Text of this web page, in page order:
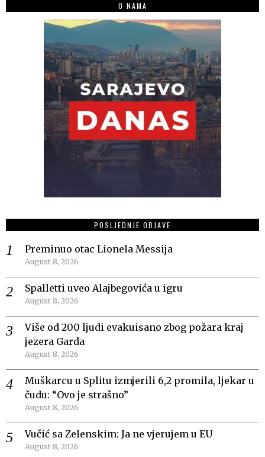
O NAMA
POSLJEDNJE OBJAVE
Preminuo otac Lionela Messija
August 8, 2026
Spalletti uveo Alajbegovića u igru
August 8, 2026
Više od 200 ljudi evakuisano zbog požara kraj
jezera Garda
August 8, 2026
Muškarcu u Splitu izmjerili 6,2 promila, ljekar u
čudu: “Ovo je strašno”
August 8, 2026
Vučić sa Zelenskim: Ja ne vjerujem u EU
August 8, 2026